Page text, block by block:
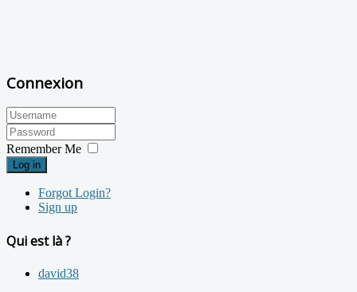
Connexion
Remember Me
Log in
Forgot Login?
Sign up
Qui est là ?
david38